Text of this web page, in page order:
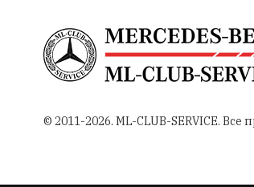
В
© 2011-2026. ML-CLUB-SERVICE.